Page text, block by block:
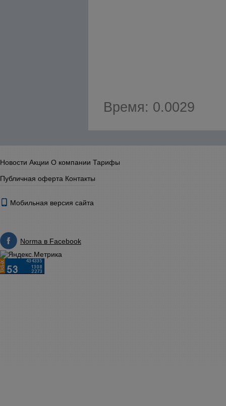
Время: 0.0029
Новости Акции О компании Тарифы
Публичная оферта Контакты
Мобильная версия сайта
Norma в Facebook